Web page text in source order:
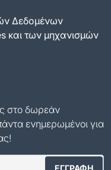
Δεδομένων
και των μηχανισμών
στο δωρεάν
ενημερωμένοι για